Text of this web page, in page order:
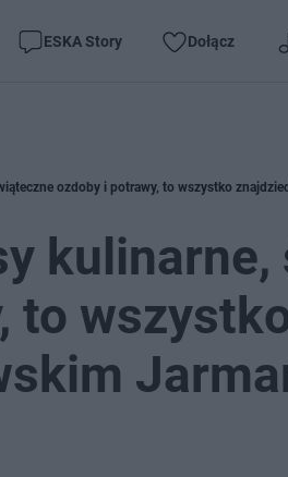
ESKA Story Dołącz
ozdoby i potrawy, to wszystko
to